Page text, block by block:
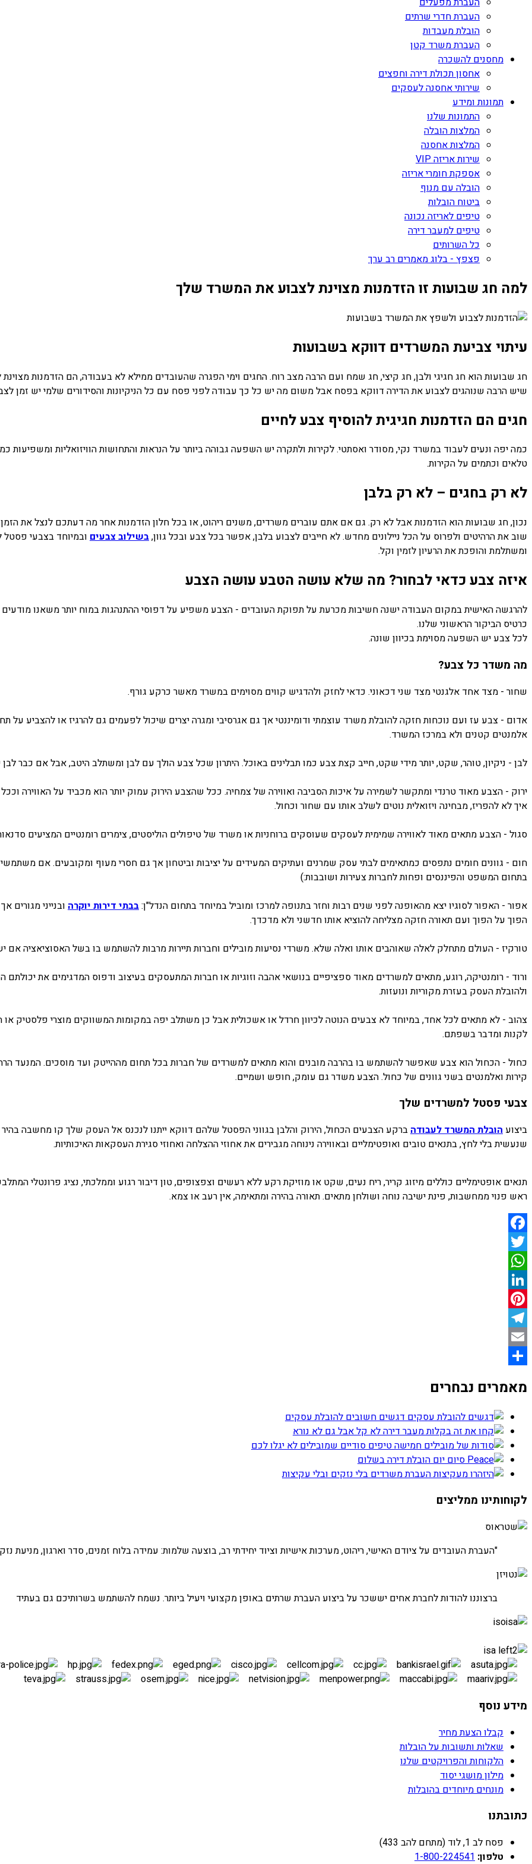
העברת חדרי שרתים
הובלת מעבדות
העברת משרד קטן
מחסנים להשכרה
אחסון תכולת דירה וחפצים
שירותי אחסנה לעסקים
תמונות ומידע
התמונות שלנו
המלצות הובלה
המלצות אחסנה
שירות אריזה VIP
אספקת חומרי אריזה
הובלה עם מנוף
ביטוח הובלות
טיפים לאריזה נכונה
טיפים למעבר דירה
כל השרותים
פצפץ - בלוג מאמרים רב ערך
למה חג שבועות זו הזדמנות מצוינת לצבוע את המשרד שלך
עיתוי צביעת המשרדים דווקא בשבועות
חג שבועות הוא חג חגיגי ולבן, חג קיצי, חג שמח ועם הרבה מצב רוח. החגים וימי הפגרה שהעובדים ממילא לא בעבודה, הם הזדמנות
שיש הרבה שנוהגים לצבוע את הדירה דווקא בפסח אבל משום מה יש כל כך עבודה לפני פסח עם כל הניקיונות והסידורים שלמי יש זמן
חגים הם הזדמנות חגיגית להוסיף צבע לחיים
כמה יפה ונעים לעבוד במשרד נקי, מסודר ואסתטי. לקירות ולתקרה יש השפעה גבוהה ביותר על הנראות והתחושות הוויזואליות
טלאים וכתמים על הקירות.
לא רק בחגים – לא רק בלבן
נכון, חג שבועות הוא הזדמנות אבל לא רק. גם אם אתם עוברים משרדים, משנים ריהוט, או בכל חלון הזדמנות אחר מה דעתכם לנצל את
שוב את הרהיטים ולפרוס על הכל ניילונים מחדש. לא חייבים לצבוע בלבן, אפשר בכל צבע ובכל גוון,בשילוב צבעים ובמיוחד בצבעי פסטל
ומשתלמת והופכת את הרעיון לזמין וקל.
איזה צבע כדאי לבחור? מה שלא עושה הטבע עושה הצבע
להרגשה האישית במקום העבודה ישנה חשיבות מכרעת על תפוקת העובדים - הצבע משפיע על דפוסי ההתנהגות במוח יותר משאנו מודעים
כרטיס הביקור הראשוני שלנו.
לכל צבע יש השפעה מסוימת בכיוון שונה.
מה משדר כל צבע?
שחור - מצד אחד אלגנטי מצד שני דכאוני. כדאי לחזק ולהדגיש קווים מסוימים במשרד מאשר כרקע גורף.
אדום - צבע עז ועם נוכחות חזקה להובלת משרד עוצמתי ודומיננטי אך גם אגרסיבי ומגרה יצרים שיכול לפעמים גם להרגיז או להצביע
אלמנטים קטנים ולא במרכז המשרד.
לבן - ניקיון, טוהר, שקט, יותר מידי שקט, חייב קצת צבע כמו תבלינים באוכל. היתרון שכל צבע הולך עם לבן ומשתלב היטב, אבל אם כבר
ירוק - הצבע מאוד טרנדי ומתקשר לשמירה על איכות הסביבה ואווירה של צמחיה. ככל שהצבע הירוק עמוק יותר הוא מכביד על האווירה
איך לא להפריז, מבחינה ויזואלית נוטים לשלב אותו עם שחור וכחול.
סגול - הצבע מתאים מאוד לאווירה שמימית לעסקים שעוסקים ברוחניות או משרד של טיפולים הוליסטים, צימרים רומנטיים המציעים
חום - גוונים חומים נתפסים כמתאימים לבתי עסק שמרנים ועתיקים המעידים על יציבות וביטחון אך גם חסרי מעוף ומקובעים. אם
בתחום המשפט והפיננסים ופחות לחברות צעירות ושובבות:)
אפור - האפור לסוגיו יצא מהאופנה לפני שנים רבות וחזר בתנופה למרכז ומוביל במיוחד בתחום הנדל"ן:בבתי דירות יוקרה ובנייני
הפוך על הפוך ועם תאורה חזקה מצליחה להוציא אותו חדשני ולא מדכדך.
טורקיז - העולם מתחלק לאלה שאוהבים אותו ואלה שלא. משרדי נסיעות מובילים וחברות תיירות מרבות להשתמש בו בשל האסוציאציה אם
ורוד - רומנטיקה, רוגע, מתאים למשרדים מאוד ספציפיים בנושאי אהבה וזוגיות או חברות המתעסקים בעיצוב ודפוס המדגימים את
ולהובלת העסק בעזרת מקוריות ונועזות.
צהוב - לא מתאים לכל אחד, במיוחד לא צבעים הנוטה לכיוון חרדל או אשכולית אבל כן משתלב יפה במקומות המשווקים מוצרי פלסטיק או
לקנות ומדבר בשפתם.
כחול - הכחול הוא צבע שאפשר להשתמש בו בהרבה מובנים והוא מתאים למשרדים של חברות בכל תחום מההייטק ועד מוסכים. המנעד
קירות ואלמנטים בשני גוונים של כחול. הצבע משדר גם עומק, חופש ושמיים.
צבעי פסטל למשרדים שלך
ביצוע הובלת המשרד לעבודהברקע הצבעים הכחול, הירוק והלבן בגווני הפסטל שלהם דווקא ייתנו לנכנס אל העסק שלך קו מחשבה
שנעשית בלי לחץ, בתנאים טובים ואופטימליים ובאווירה נינוחה מגבירים את אחוזי ההצלחה ואחוזי סגירת העסקאות האיכותיות.
תנאים אופטימליים כוללים מיזוג קריר, ריח נעים, שקט או מוזיקת רקע ללא רעשים וצפצופים, טון דיבור רגוע וממלכתי, נציג פרונטלי
ראש פנוי ממחשבות, פינת ישיבה נוחה ושולחן מתאים. תאורה בהירה ומתאימה, אין רעב או צמא.
Facebook
Twitter
WhatsApp
LinkedIn
Pinterest
Telegram
Email
מאמרים נבחרים
דגשים חשובים להובלת עסקים
מעבר דירה לא קל אבל גם לא נורא
חמישה טיפים סודיים שמובילים לא יגלו לכם
סיום יום הובלת דירה בשלום
העברת משרדים בלי נזקים ובלי עקיצות
לקוחותינו ממליצים
חברת שטראוס
"העברת העובדים על ציודם האישי, ריהוט, מערכות אישיות וציוד יחידתי רב, בוצעה שלמות: עמידה בלוח זמנים, סדר וארגון, מניעת
חברת נטויז'ן
ברצוננו להודות לחברת אחים יששכר על ביצוע העברת שרתים באופן מקצועי ויעיל ביותר. נשמח להשתמש בשרותיכם גם בעתיד
מידע נוסף
קבלו הצעת מחיר
שאלות ותשובות על הובלות
הלקוחות והפרויקטים שלנו
מילון מושגי יסוד
מונחים מיוחדים בהובלות
כתובתנו
פסח לב 1, לוד (מתחם להב 433)
טלפון: 1-800-224541